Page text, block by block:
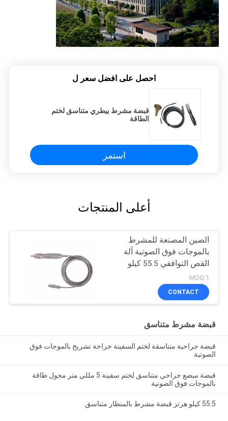
احصل على افضل سعر ل
قبضة مشرط بيطري متناسق لختم
الطاقة
استمر
أعلى المنتجات
الصين المصنعة للمشرط
بالموجات فوق الصوتية آلة
القص التوافقي 55.5 كيلو
هرتز القبضة الجراحية
MOQ:1
CONTACT
قبضة مشرط متناسق
قبضة جراحية متناسقة لختم السفينة جراحة تشريح بالموجات فوق
الصوتية
قبضة مبضع جراحي متناسق لختم سفينة 5 مللي متر محول طاقة
بالموجات فوق الصوتية
55.5 كيلو هرتز قبضة مشرط بالمنظار متناسق